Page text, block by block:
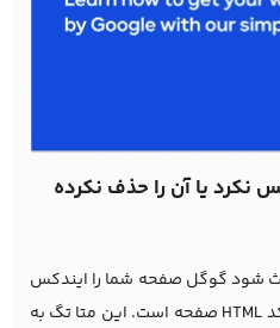
نکرد یا آن را حذف نکرده
شود گوگل صفحه شما را ایندکس
در کد HTML صفحه است. این متا تگ به